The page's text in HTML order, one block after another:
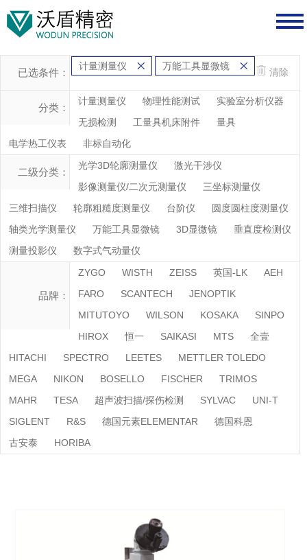
已选条件：
计量测量仪 万能工具显微镜
清除
分类：
计量测量仪 物理性能测试
实验室分析仪器
无损检测
工量具机床附件
量具
电学热工仪表
非标自动化
二级分类：
光学3D轮廓测量仪
激光干涉仪
影像测量仪/二次元测量仪
三坐标测量仪
三维扫描仪
轮廓粗糙度测量仪 台阶仪
圆度圆柱度测量仪
轴类光学测量仪
万能工具显微镜 3D显微镜
垂直度检测仪
测量投影仪
数字式气动量仪
品牌：
ZYGO WISTH ZEISS 英国-LK
AEH
FARO
SCANTECH
JENOPTIK
MITUTOYO
WILSON KOSAKA
SINPO
HIROX
恒一 SAIKASI MTS
全壹
HITACHI
SPECTRO LEETES
METTLER TOLEDO
MEGA
NIKON BOSELLO FISCHER
TRIMOS
MAHR
TESA 超声波扫描/探伤检测 SYLVAC
UNI-T
SIGLENT
R&S 德国元素ELEMENTAR
德国科恩
古安泰
HORIBA